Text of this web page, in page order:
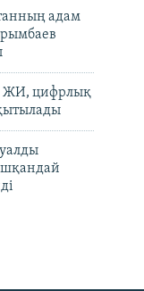
адам
ЖИ, цифрлық